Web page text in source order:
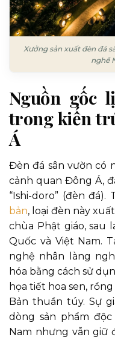
Xưởng sản xuất đèn đá
nghề
Nguồn gốc
trong kiến
Á
Đèn đá sân vườn có
cảnh quan Đông Á,
“Ishi-doro” (đèn đá).
bản, loại đèn này
chùa Phật giáo, sau
Quốc và Việt Nam.
nghệ nhân làng
hóa bằng cách sử
họa tiết hoa sen,
Bản thuần túy. Sự
dòng sản phẩm
Nam nhưng vẫn giữ